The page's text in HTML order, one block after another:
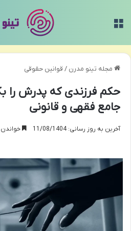
مجله تینو مدرن / قوانین حقوقی
حکم فرزندی که پدرش را
جامع فقهی و قانونی
آخرین به روز رسانی: 11/08/1404 خواندن این